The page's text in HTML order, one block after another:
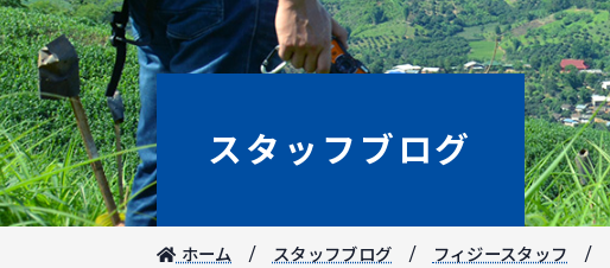
スタッフブログ
ホーム スタッフブログ フィジースタッフ